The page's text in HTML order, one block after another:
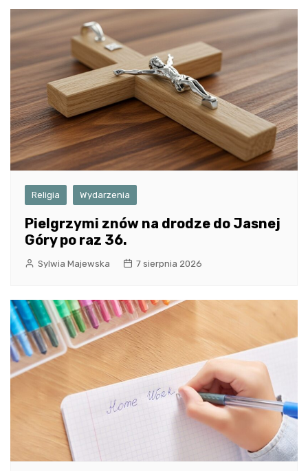
Religia Wydarzenia
Pielgrzymi znów na drodze do Jasnej
Góry po raz 36.
Sylwia Majewska 7 sierpnia 2026